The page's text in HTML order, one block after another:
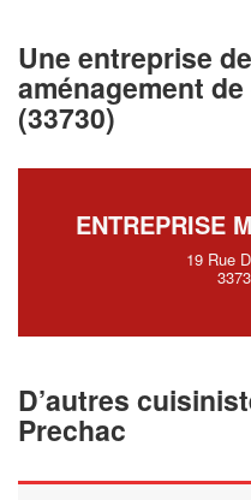
Une entreprise
aménagement
(33730)
ENTREPRISE
19 Rue
D’autres
Prechac